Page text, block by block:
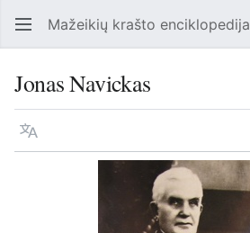
Mažeikių krašto enciklopedija
Jonas Navickas
Kalba